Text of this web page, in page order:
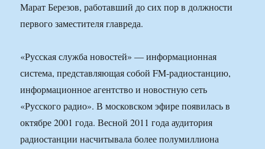
Марат Березов, работавший до сих пор в должности
первого заместителя главреда.
«Русская служба новостей» — информационная
система, представляющая собой FM-радиостанцию,
информационное агентство и новостную сеть
«Русского радио». В московском эфире появилась в
октябре 2001 года. Весной 2011 года аудитория
радиостанции насчитывала более полумиллиона